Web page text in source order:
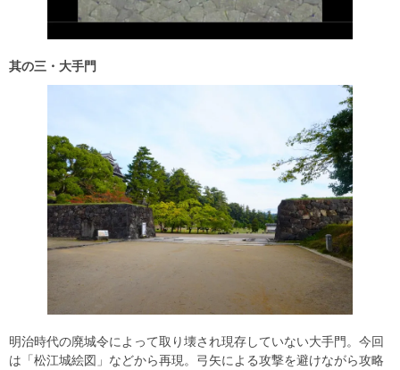
其の三・大手門
明治時代の廃城令によって取り壊され現存していない大手門。今回
は「松江城絵図」などから再現。弓矢による攻撃を避けながら攻略